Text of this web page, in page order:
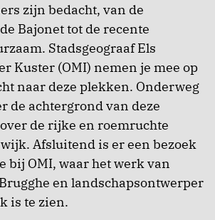
zijn bedacht, van de
Bajonet tot de recente
Stadsgeograaf Els
Kuster (OMI) nemen je mee op
naar deze plekken. Onderweg
de achtergrond van deze
de rijke en roemruchte
Afsluitend is er een bezoek
bij OMI, waar het werk van
en landschapsontwerper
is te zien.